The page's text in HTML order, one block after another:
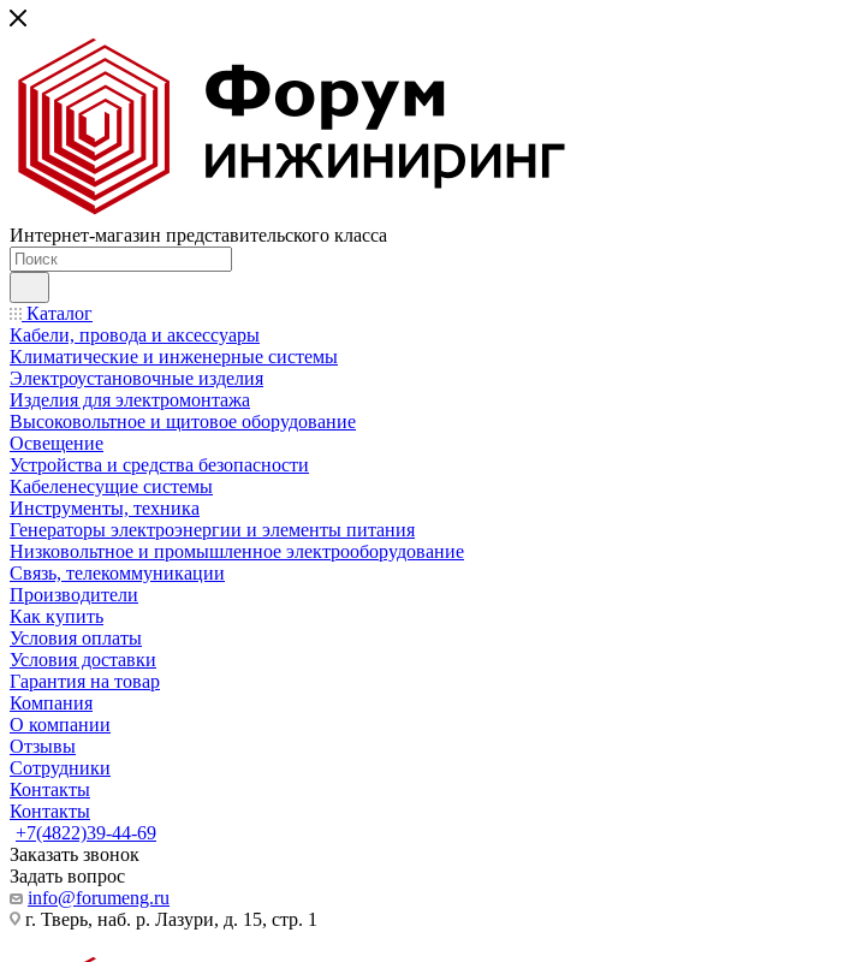
Интернет-магазин представительского класса
Каталог
Кабели, провода и аксессуары
Климатические и инженерные системы
Электроустановочные изделия
Изделия для электромонтажа
Высоковольтное и щитовое оборудование
Освещение
Устройства и средства безопасности
Кабеленесущие системы
Инструменты, техника
Генераторы электроэнергии и элементы питания
Низковольтное и промышленное электрооборудование
Связь, телекоммуникации
Производители
Как купить
Условия оплаты
Условия доставки
Гарантия на товар
Компания
О компании
Отзывы
Сотрудники
Контакты
Контакты
+7(4822)39-44-69
Заказать звонок
Задать вопрос
info@forumeng.ru
г. Тверь, наб. р. Лазури, д. 15, стр. 1